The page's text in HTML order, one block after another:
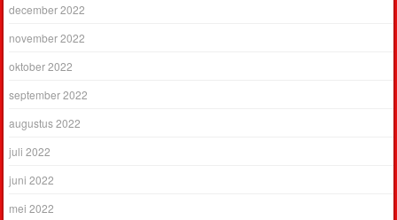
december 2022
november 2022
oktober 2022
september 2022
augustus 2022
juli 2022
juni 2022
mei 2022